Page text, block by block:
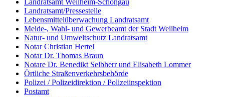
Landratsamt/Pressestelle
Lebensmittelüberwachung Landratsamt
Melde-, Wahl- und Gewerbeamt der Stadt Weilheim
Natur- und Umweltschutz Landratsamt
Notar Christian Hertel
Notar Dr. Thomas Braun
Notare Dr. Benedikt Selbherr und Elisabeth Lommer
Örtliche Straßenverkehrsbehörde
Polizei / Polizeidirektion / Polizeiinspektion
Postamt